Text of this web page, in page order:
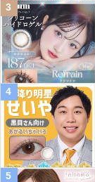
3
4
5